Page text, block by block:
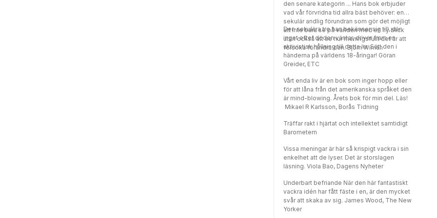
den senare kategorin ... Hans bok erbjuder
vad vår förvridna tid allra bäst behöver: en
sekulär andlig förundran som gör det möjligt
att inte bara se på världen med en ny blick
utan också att se hur meningsfullt det är att
försöka förändra den. Björn Wiman
Den sekulära tro han bekänner sig till, där
inget efter döden väntar, driver fram en
aktivistisk hållning till detta liv. Sätt den i
händerna på världens 18-åringar! Göran
Greider, ETC
Vårt enda liv är en bok som inger hopp eller
för att låna från det amerikanska språket den
är mind-blowing. Årets bok för min del. Läs!
Mikael R Karlsson, Borås Tidning
Träffar rakt i hjärtat och intellektet samtidigt
Barometern
Vissa meningar är här så krispigt vackra i sin
enkelhet att de lyser. Det är storslagen
läsning. Viola Bao, Dagens Nyheter
Underbart befriande När den här fantastiskt
vackra idén har fått fäste i en, är den mycket
svår att skaka av sig. James Wood, The New
Yorker